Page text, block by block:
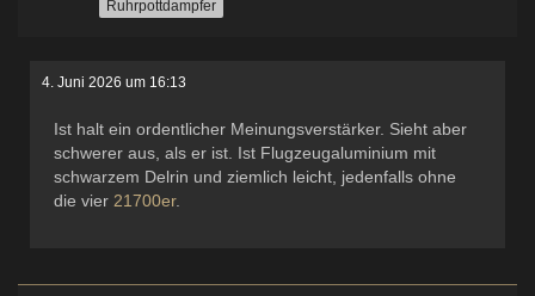
Ruhrpottdampfer
4. Juni 2026 um 16:13
Ist halt ein ordentlicher Meinungsverstärker. Sieht aber
schwerer aus, als er ist. Ist Flugzeugaluminium mit
schwarzem Delrin und ziemlich leicht, jedenfalls ohne
die vier 21700er.